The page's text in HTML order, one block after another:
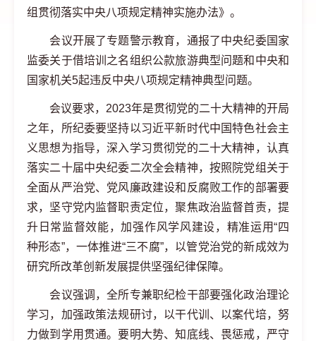
组贯彻落实中央八项规定精神实施办法》。
会议开展了专题警示教育，通报了中央纪委国家
监委关于借培训之名组织公款旅游典型问题和中央和
国家机关5起违反中央八项规定精神典型问题。
会议要求，2023年是贯彻党的二十大精神的开局
之年，所纪委要坚持以习近平新时代中国特色社会主
义思想为指导，深入学习贯彻党的二十大精神，认真
落实二十届中央纪委二次全会精神，按照院党组关于
全面从严治党、党风廉政建设和反腐败工作的部署要
求，坚守党内监督职责定位，聚焦政治监督首责，提
升日常监督效能，加强作风学风建设，精准运用“四
种形态”，一体推进“三不腐”，以管党治党的新成效为
研究所改革创新发展提供坚强纪律保障。
会议强调，全所专兼职纪检干部要强化政治理论
学习，加强政策法规研讨，以干代训、以案代培，努
力做到学用贯通。要明大势、知底线、畏惩戒，严守